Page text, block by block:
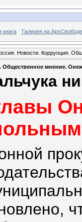
книга Галерея на АрхСвободе
Новости. Коррупция.
Общественное мнение.